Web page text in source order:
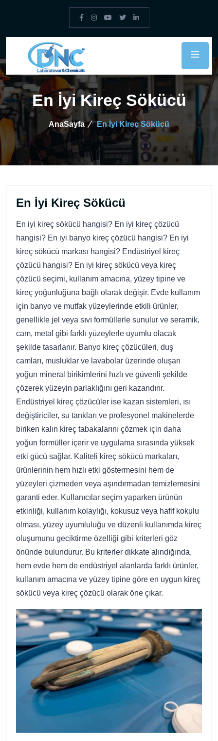
En İyi Kireç Sökücü
AnaSayfa En İyi Kireç Sökücü
En İyi Kireç Sökücü
En iyi kireç sökücü hangisi? En iyi kireç çözücü
hangisi? En iyi banyo kireç çözücü hangisi? En iyi
kireç sökücü markası hangisi? Endüstriyel kireç
çözücü hangisi? En iyi kireç sökücü veya kireç
çözücü seçimi, kullanım amacına, yüzey tipine ve
kireç yoğunluğuna bağlı olarak değişir. Evde kullanım
için banyo ve mutfak yüzeylerinde etkili ürünler,
genellikle jel veya sıvı formüllerle sunulur ve seramik,
cam, metal gibi farklı yüzeylerle uyumlu olacak
şekilde tasarlanır. Banyo kireç çözücüleri, duş
camları, musluklar ve lavabolar üzerinde oluşan
yoğun mineral birikimlerini hızlı ve güvenli şekilde
çözerek yüzeyin parlaklığını geri kazandırır.
Endüstriyel kireç çözücüler ise kazan sistemleri, ısı
değiştiriciler, su tankları ve profesyonel makinelerde
biriken kalın kireç tabakalarını çözmek için daha
yoğun formüller içerir ve uygulama sırasında yüksek
etki gücü sağlar. Kaliteli kireç sökücü markaları,
ürünlerinin hem hızlı etki göstermesini hem de
yüzeyleri çizmeden veya aşındırmadan temizlemesini
garanti eder. Kullanıcılar seçim yaparken ürünün
etkinliği, kullanım kolaylığı, kokusuz veya hafif kokulu
olması, yüzey uyumluluğu ve düzenli kullanımda kireç
oluşumunu geciktirme özelliği gibi kriterleri göz
önünde bulundurur. Bu kriterler dikkate alındığında,
hem evde hem de endüstriyel alanlarda farklı ürünler,
kullanım amacına ve yüzey tipine göre en uygun kireç
sökücü veya kireç çözücü olarak öne çıkar.